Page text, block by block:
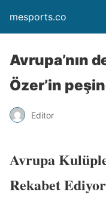
mesports.co
Avrupa’nın
Özer’in
Editor
Avrupa
Rekabet Ediyor